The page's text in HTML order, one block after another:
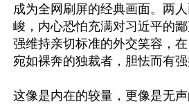
成为全网刷屏的经典画面。两
峻，内心恐怕充满对习近平的
强维持亲切标准的外交笑容，
宛如裸奔的独裁者，胆怯而有强
这像是内在的较量，更像是无